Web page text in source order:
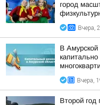
город
Вчера,
В Амурской
Вчера,
Второй год